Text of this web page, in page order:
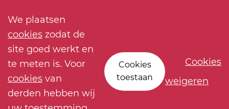
We plaatsen
cookies zodat de
site goed werkt en
te meten is. Voor
cookies van
derden hebben wij
Cookies
toestaan
Cookies
weigeren